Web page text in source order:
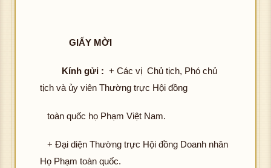
GIẤY MỜI
Kính gửi : + Các vị Chủ tịch, Phó chủ
tịch và ủy viên Thường trực Hội đồng
toàn quốc họ Phạm Việt Nam.
+ Đại diện Thường trực Hội đồng Doanh nhân
Họ Phạm toàn quốc.